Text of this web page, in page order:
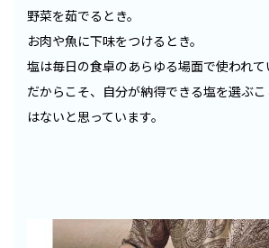
野菜を茹でるとき。
お肉や魚に下味をつけるとき。
塩は毎日の食卓のあらゆる場面で使われて
だからこそ、自分が納得できる塩を選ぶ
はないと思っています。